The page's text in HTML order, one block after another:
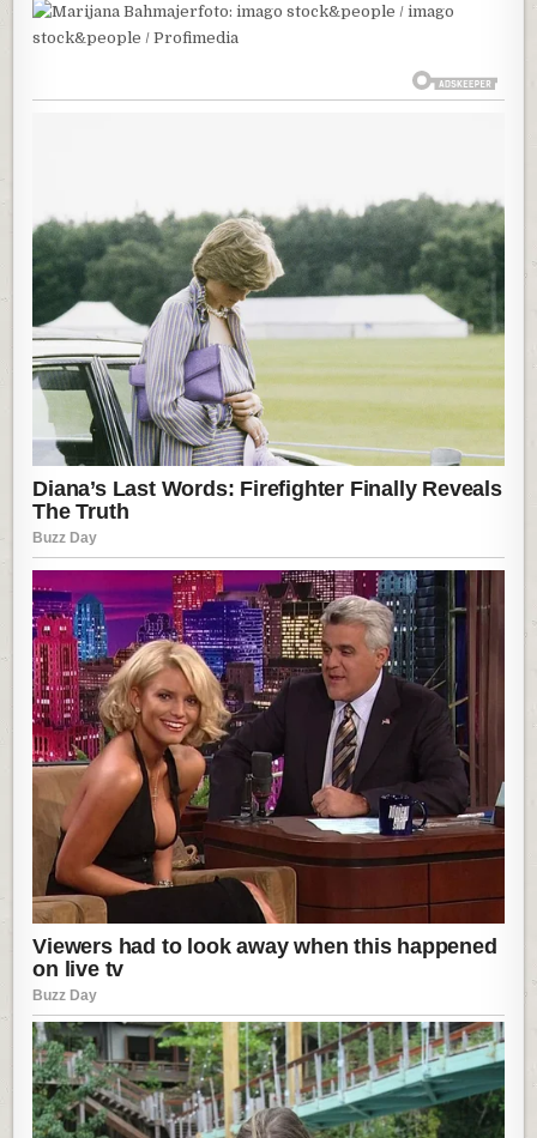
foto: imago stock&people / imago
stock&people / Profimedia